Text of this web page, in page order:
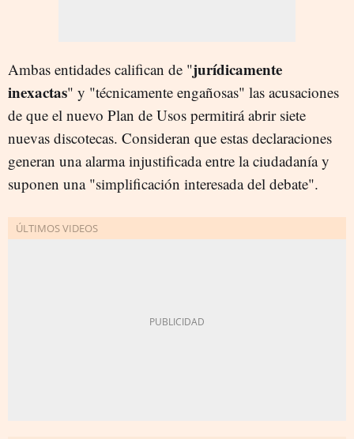
Ambas entidades califican de "jurídicamente
inexactas" y "técnicamente engañosas" las acusaciones
de que el nuevo Plan de Usos permitirá abrir siete
nuevas discotecas. Consideran que estas declaraciones
generan una alarma injustificada entre la ciudadanía y
suponen una "simplificación interesada del debate".